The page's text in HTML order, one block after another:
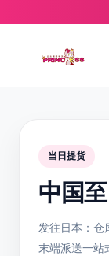
当日提货
中国
发往日本：仓
末端派送一站